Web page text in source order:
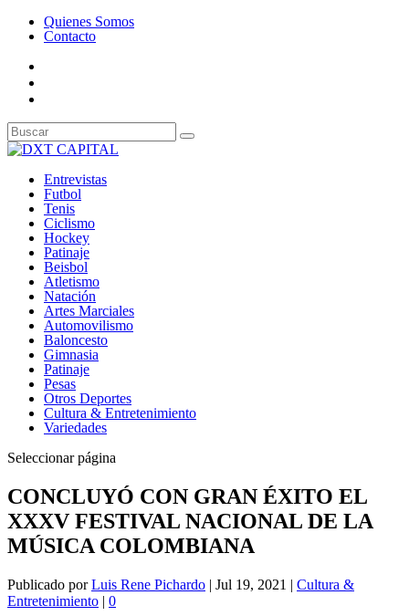
Quienes Somos
Contacto
Entrevistas
Futbol
Tenis
Ciclismo
Hockey
Patinaje
Beisbol
Atletismo
Natación
Artes Marciales
Automovilismo
Baloncesto
Gimnasia
Patinaje
Pesas
Otros Deportes
Cultura & Entretenimiento
Variedades
Seleccionar página
CONCLUYÓ CON GRAN ÉXITO EL
XXXV FESTIVAL NACIONAL DE LA
MÚSICA COLOMBIANA
Publicado porLuis Rene Pichardo | Jul 19, 2021 | Cultura &
Entretenimiento | 0